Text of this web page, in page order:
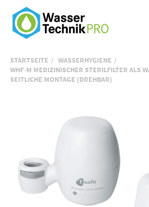
STARTSEITE
WASSERHYGIENE
WHF-M MEDIZINISCHER STERILFILTER ALS
SEITLICHE MONTAGE (DREHBAR)